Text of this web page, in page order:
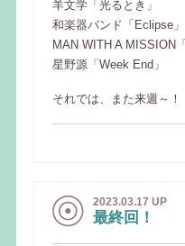
羊文学「光るとき」
和楽器バンド「Eclipse」
MAN WITH A MISSION
星野源「Week End」
それでは、また来週～！
2023.03.17 UP
最終回！